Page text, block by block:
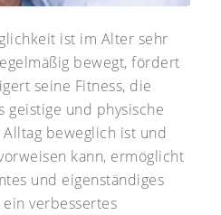
ist im Alter sehr
bewegt, fördert
seine Fitness, die
geistige und physische
beweglich ist und
kann, ermöglicht
und eigenständiges
verbessertes